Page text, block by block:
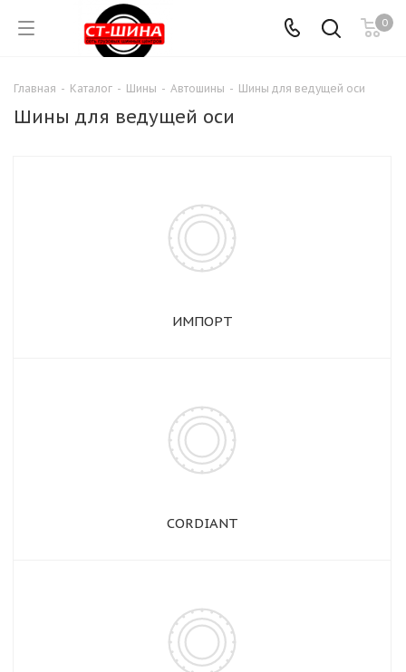
0
Главная - Каталог - Шины - Автошины - Шины для ведущей оси
Шины для ведущей оси
ИМПОРТ
CORDIANT